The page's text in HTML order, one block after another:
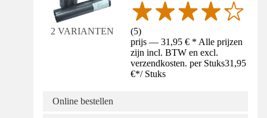
2 VARIANTEN (5)
prijs — 31,95 € * Alle prijzen
zijn incl. BTW en excl.
verzendkosten. per Stuks31,95
€*/ Stuks
Online bestellen